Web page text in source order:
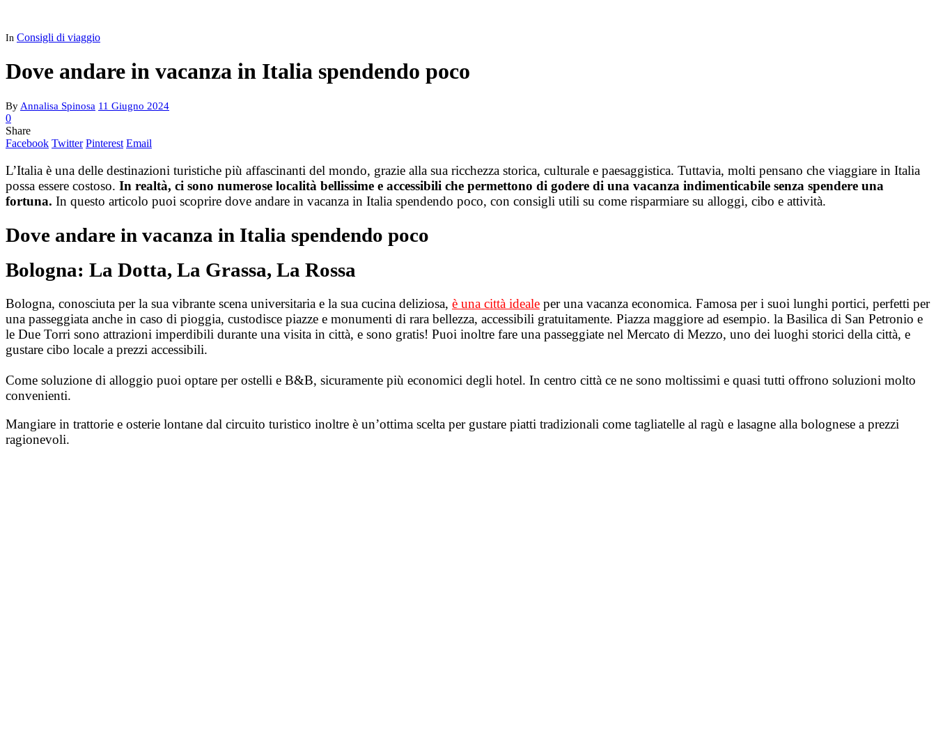
In Consigli di viaggio
Dove andare in vacanza in Italia spendendo poco
By Annalisa Spinosa 11 Giugno 2024
0
Share
Facebook Twitter Pinterest Email
L’Italia è una delle destinazioni turistiche più affascinanti del mondo, grazie alla sua ricchezza storica, culturale e paesaggistica. Tuttavia, molti pensano che viaggiare in Italia
possa essere costoso. In realtà, ci sono numerose località bellissime e accessibili che permettono di godere di una vacanza indimenticabile senza spendere una
fortuna. In questo articolo puoi scoprire dove andare in vacanza in Italia spendendo poco, con consigli utili su come risparmiare su alloggi, cibo e attività.
Dove andare in vacanza in Italia spendendo poco
Bologna: La Dotta, La Grassa, La Rossa
Bologna, conosciuta per la sua vibrante scena universitaria e la sua cucina deliziosa, è una città ideale per una vacanza economica. Famosa per i suoi lunghi portici, perfetti per
una passeggiata anche in caso di pioggia, custodisce piazze e monumenti di rara bellezza, accessibili gratuitamente. Piazza maggiore ad esempio. la Basilica di San Petronio e
le Due Torri sono attrazioni imperdibili durante una visita in città, e sono gratis! Puoi inoltre fare una passeggiate nel Mercato di Mezzo, uno dei luoghi storici della città, e
gustare cibo locale a prezzi accessibili.
Come soluzione di alloggio puoi optare per ostelli e B&B, sicuramente più economici degli hotel. In centro città ce ne sono moltissimi e quasi tutti offrono soluzioni molto
convenienti.
Mangiare in trattorie e osterie lontane dal circuito turistico inoltre è un’ottima scelta per gustare piatti tradizionali come tagliatelle al ragù e lasagne alla bolognese a prezzi
ragionevoli.